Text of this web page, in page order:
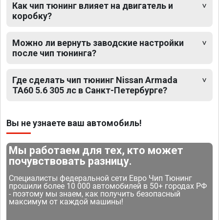
Как чип тюнинг влияет на двигатель и
коробку?
Можно ли вернуть заводские настройки
после чип тюнинга?
Где сделать чип тюнинг Nissan Armada
TA60 5.6 305 лс в Санкт-Петербурге?
Вы не узнаете ваш автомобиль!
Мы работаем для тех, кто может
почувствовать разницу.
Специалисты федеральной сети Евро Чип Тюнинг
прошили более 10 000 автомобилей в 50+ городах РФ
- поэтому мы знаем, как получить безопасный
максимум от каждой машины!